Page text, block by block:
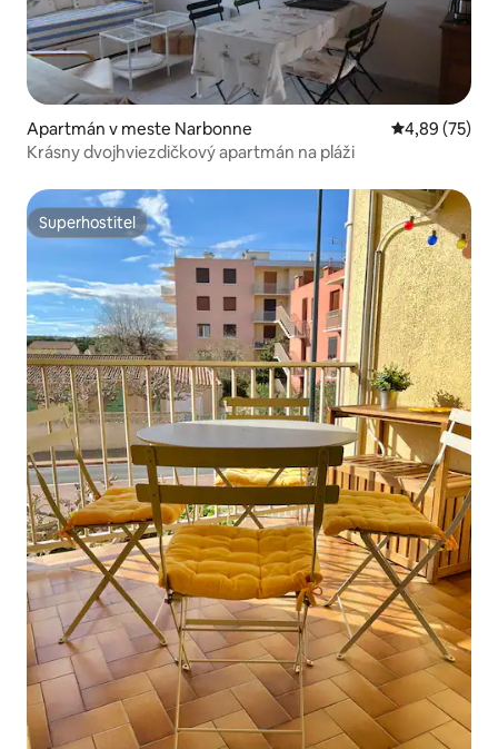
Apartmán v meste Narbonne Priemerné
4,89 (75)
Krásny dvojhviezdičkový apartmán na pláži
Superhostiteľ
Superhostiteľ